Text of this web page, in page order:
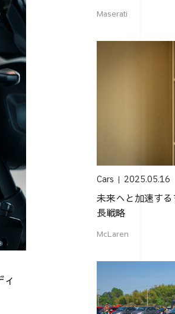
Maserati
Cars 2025.05.16
未来へと加速す
長戦略
McLaren